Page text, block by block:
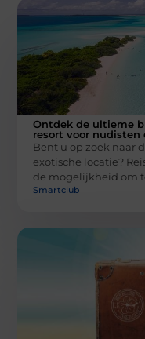
Ontdek de ultieme
resort voor nudisten
Bent u op zoek naar
exotische locatie?
de mogelijkheid om
Smartclub